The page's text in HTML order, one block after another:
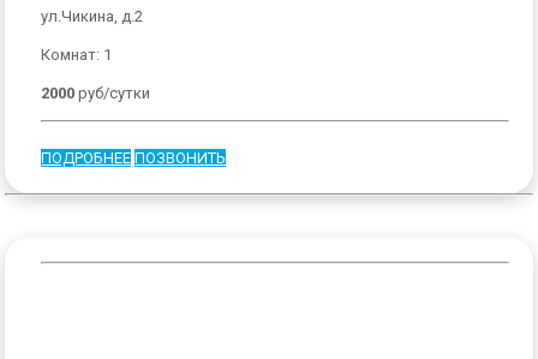
ул.Чикина, д.2
Комнат: 1
2000 руб/сутки
ПОДРОБНЕЕ ПОЗВОНИТЬ